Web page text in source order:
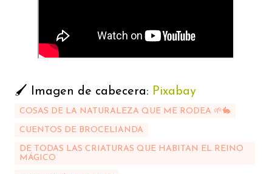
🖌 Imagen de cabecera: Pixabay
COSAS DE LA NATURALEZA QUE ME RODEA 🌱🐇
CUENTOS DE BROCELIANDA
DE TODAS LAS CRIATURAS QUE HABITAN EL REINO
MÁGICO